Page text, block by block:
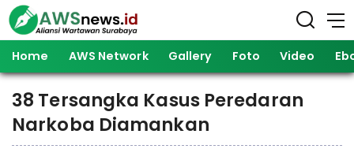
Home AWS Network Gallery Foto Video
38 Tersangka Kasus Peredaran
Narkoba Diamankan